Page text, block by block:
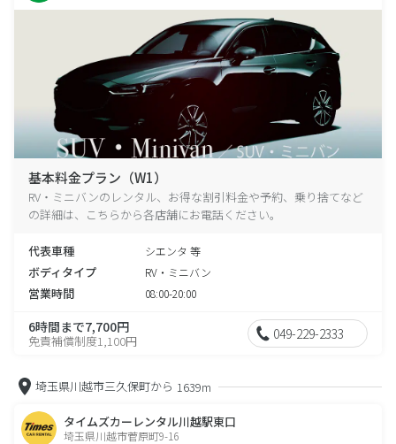
基本料金プラン（W1）
RV・ミニバンのレンタル、お得な割引料金や予約、乗り捨てなど
の詳細は、こちらから各店舗にお電話ください。
代表車種 シエンタ 等
ボディタイプ RV・ミニバン
営業時間 08:00-20:00
6時間まで7,700円
免責補償制度1,100円 049-229-2333
埼玉県川越市三久保町から 1639m
タイムズカーレンタル川越駅東口
埼玉県川越市菅原町9-16